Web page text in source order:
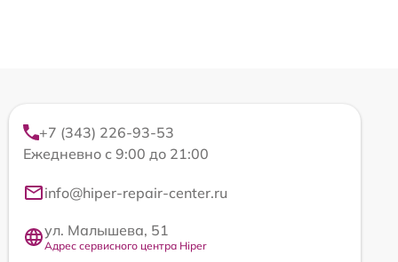
+7 (343) 226-93-53
Ежедневно с 9:00 до 21:00
info@hiper-repair-center.ru
ул. Малышева, 51
Адрес сервисного центра Hiper